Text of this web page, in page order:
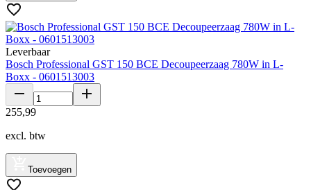
Leverbaar
Bosch Professional GST 150 BCE Decoupeerzaag 780W in L-
Boxx - 0601513003
255,99
excl. btw
Toevoegen